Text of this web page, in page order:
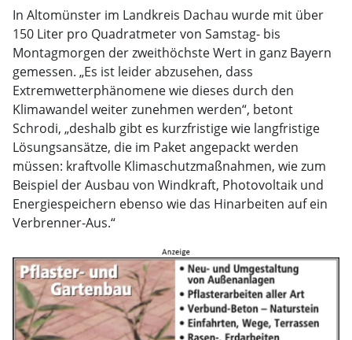
In Altomünster im Landkreis Dachau wurde mit über
150 Liter pro Quadratmeter von Samstag- bis
Montagmorgen der zweithöchste Wert in ganz Bayern
gemessen. „Es ist leider abzusehen, dass
Extremwetterphänomene wie dieses durch den
Klimawandel weiter zunehmen werden“, betont
Schrodi, „deshalb gibt es kurzfristige wie langfristige
Lösungsansätze, die im Paket angepackt werden
müssen: kraftvolle Klimaschutzmaßnahmen, wie zum
Beispiel der Ausbau von Windkraft, Photovoltaik und
Energiespeichern ebenso wie das Hinarbeiten auf ein
Verbrenner-Aus.“